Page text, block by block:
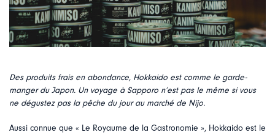
Des produits frais en abondance, Hokkaido est comme le garde-
manger du Japon. Un voyage à Sapporo n’est pas le même si vous
ne dégustez pas la pêche du jour au marché de Nijo.
Aussi connue que « Le Royaume de la Gastronomie », Hokkaido est le